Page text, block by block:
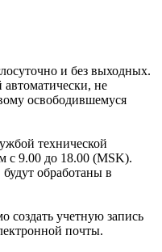
и без выходных.
автоматически, не
освободившемуся
технической
с 9.00 до 18.00 (MSK).
обработаны в
создать учетную запись
почты.